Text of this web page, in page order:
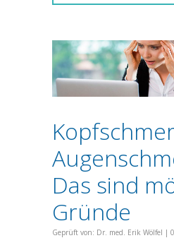
Das sind
Gründe
Geprüft von: Dr. med. Erik Wölfel |